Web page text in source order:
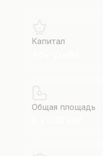
Капитал
Общая площадь